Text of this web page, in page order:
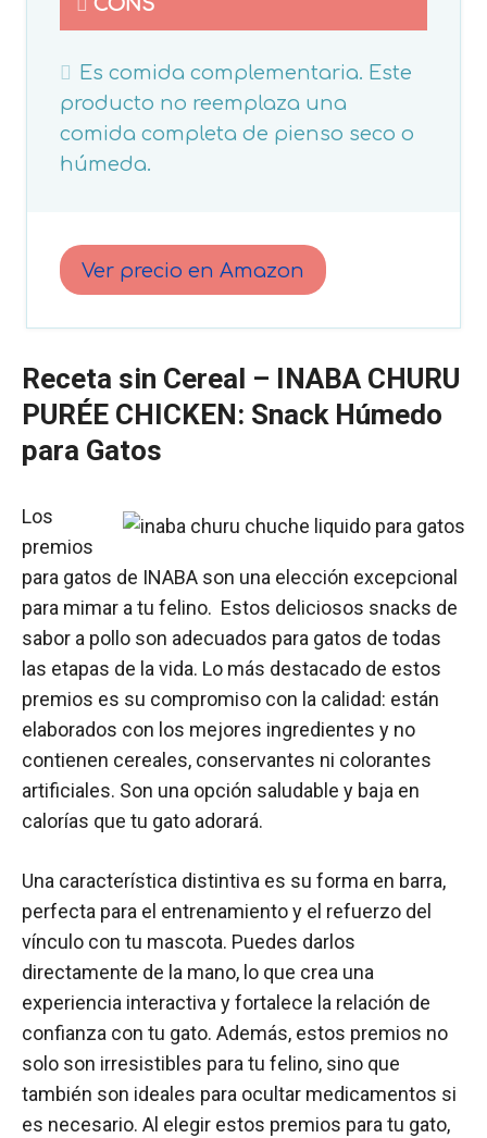
CONS
Es comida complementaria. Este
producto no reemplaza una
comida completa de pienso seco o
húmeda.
Ver precio en Amazon
Receta sin Cereal – INABA CHURU
PURÉE CHICKEN: Snack Húmedo
para Gatos
Los
premios
para gatos de INABA son una elección excepcional
para mimar a tu felino. Estos deliciosos snacks de
sabor a pollo son adecuados para gatos de todas
las etapas de la vida. Lo más destacado de estos
premios es su compromiso con la calidad: están
elaborados con los mejores ingredientes y no
contienen cereales, conservantes ni colorantes
artificiales. Son una opción saludable y baja en
calorías que tu gato adorará.
Una característica distintiva es su forma en barra,
perfecta para el entrenamiento y el refuerzo del
vínculo con tu mascota. Puedes darlos
directamente de la mano, lo que crea una
experiencia interactiva y fortalece la relación de
confianza con tu gato. Además, estos premios no
solo son irresistibles para tu felino, sino que
también son ideales para ocultar medicamentos si
es necesario. Al elegir estos premios para tu gato,